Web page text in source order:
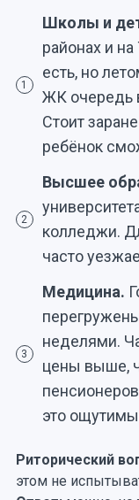
1
Школы и
районах и
есть, но
ЖК очередь
Стоит
ребёнок
2
Высшее
колледжи.
часто
3
Медицина.
неделями.
цены выше,
это
Риторический
этом не